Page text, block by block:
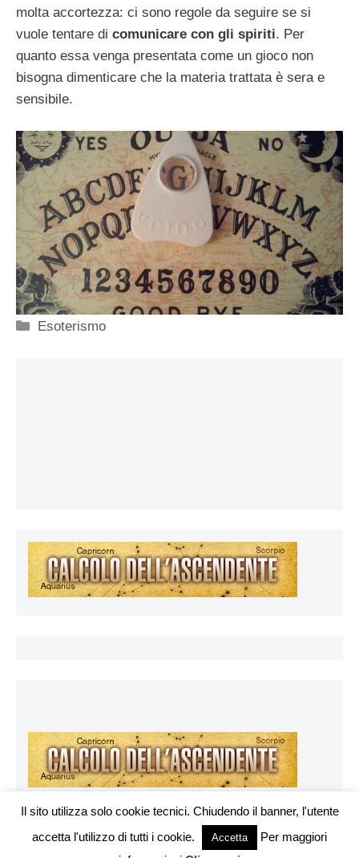
molta accortezza: ci sono regole da seguire se si
vuole tentare di comunicare con gli spiriti. Per
quanto essa venga presentata come un gioco non
bisogna dimenticare che la materia trattata è sera e
sensibile.
Categorie
Esoterismo
Esoterya.com © 2026. All right reserverd.
Il sito utilizza solo cookie tecnici. Chiudendo il banner, l'utente
accetta l'utilizzo di tutti i cookie.
Accetta
Per maggiori
Vuoi pubblicare sul nostro network?